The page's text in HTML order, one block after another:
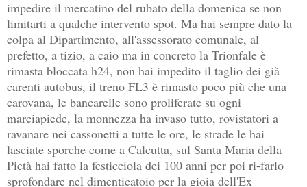
impedire il mercatino del rubato della domenica se non
limitarti a qualche intervento spot. Ma hai sempre dato la
colpa al Dipartimento, all'assessorato comunale, al
prefetto, a tizio, a caio ma in concreto la Trionfale è
rimasta bloccata h24, non hai impedito il taglio dei già
carenti autobus, il treno FL3 è rimasto poco più che una
carovana, le bancarelle sono proliferate su ogni
marciapiede, la monnezza ha invaso tutto, rovistatori a
ravanare nei cassonetti a tutte le ore, le strade le hai
lasciate sporche come a Calcutta, sul Santa Maria della
Pietà hai fatto la festicciola dei 100 anni per poi ri-farlo
sprofondare nel dimenticatoio per la gioia dell'Ex